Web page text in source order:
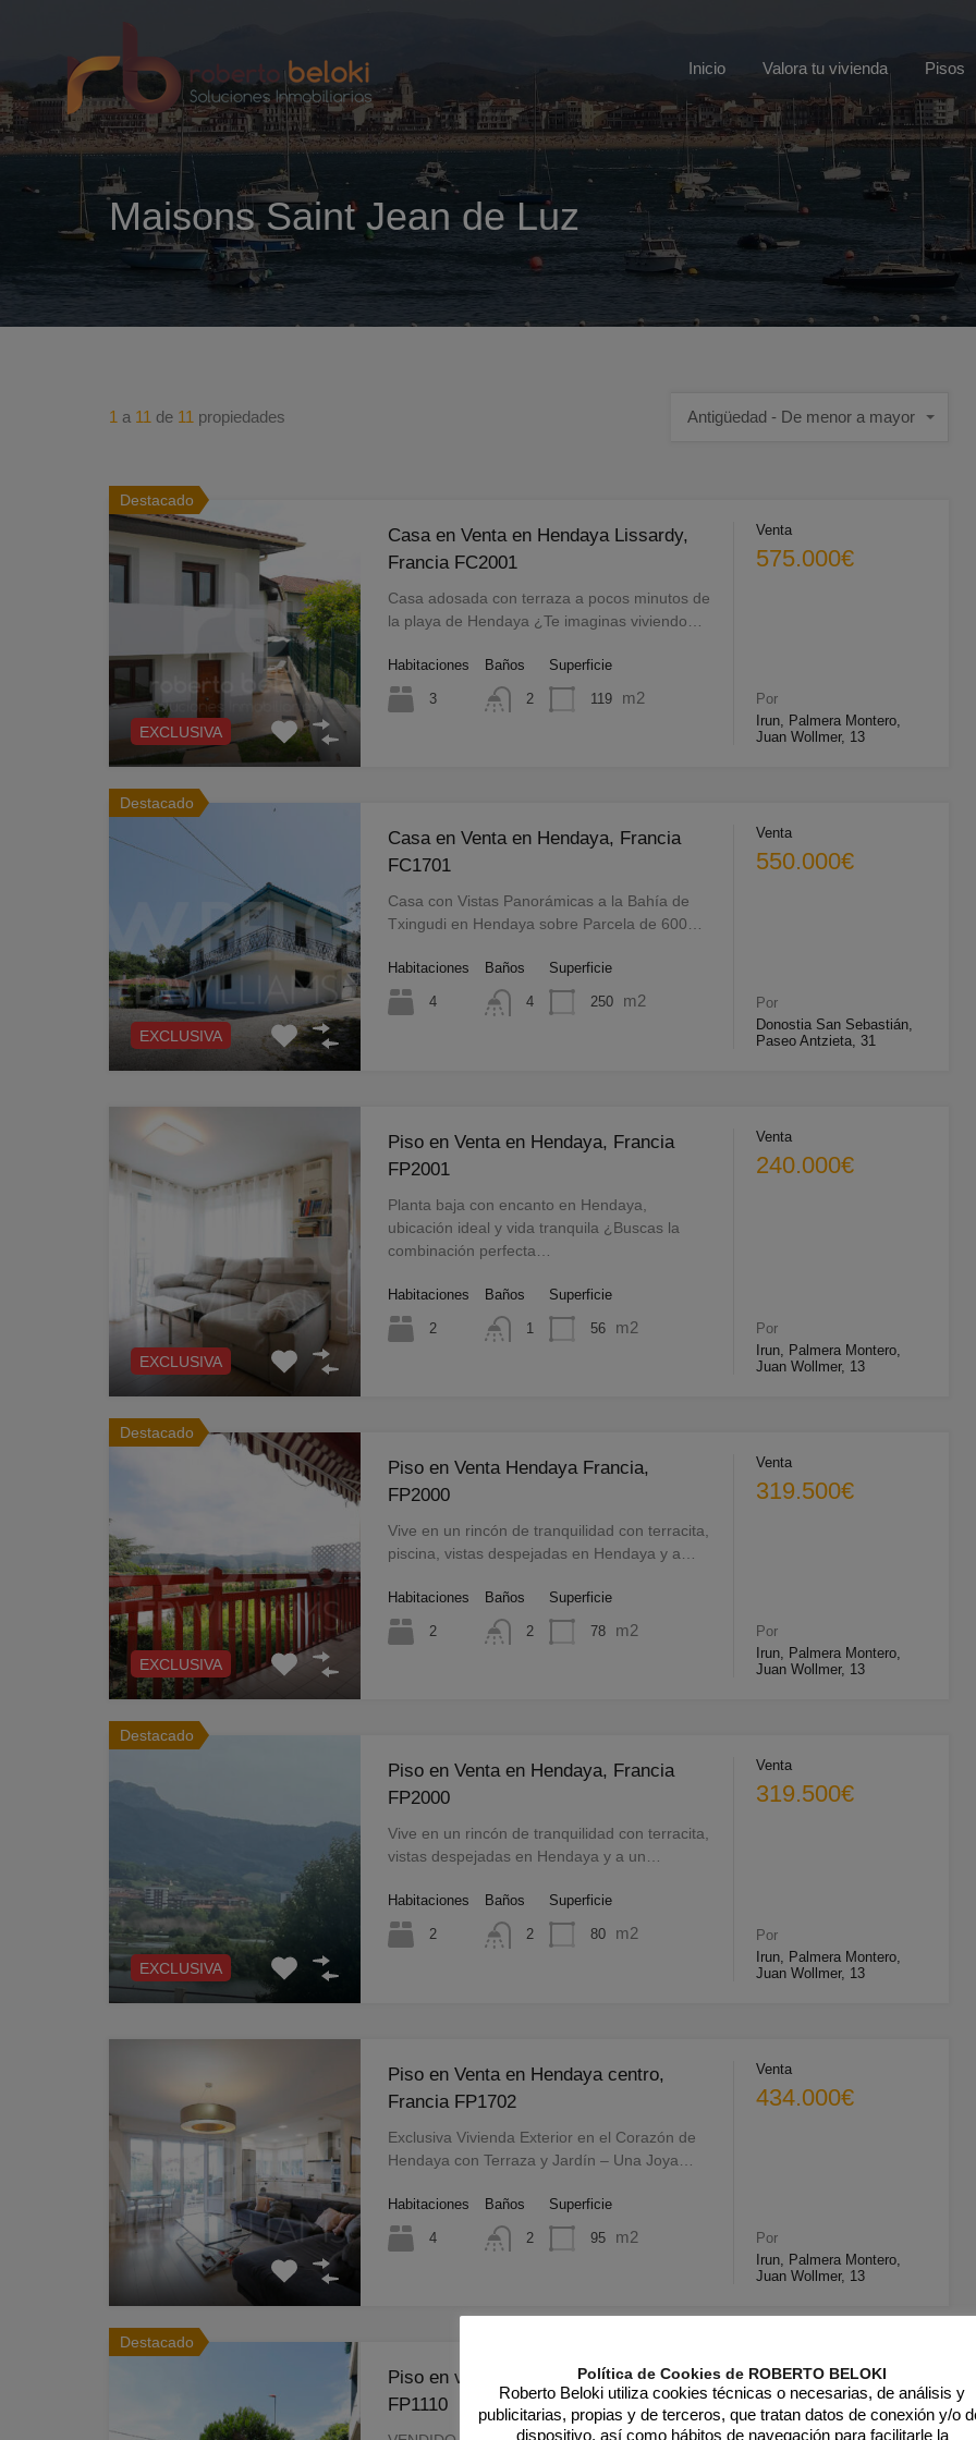
Inicio Valora tu vivienda Pisos
Maisons Saint Jean de Luz
1 a 11 de 11 propiedades Antigüedad - De menor a mayor
Destacado
EXCLUSIVA
Casa en Venta en Hendaya Lissardy,
Francia FC2001
Casa adosada con terraza a pocos minutos de
la playa de Hendaya ¿Te imaginas viviendo…
Habitaciones
3
Baños
2
Superficie
119 m2
Venta
575.000€
Por
Irun, Palmera Montero,
Juan Wollmer, 13
Destacado
EXCLUSIVA
Casa en Venta en Hendaya, Francia
FC1701
Casa con Vistas Panorámicas a la Bahía de
Txingudi en Hendaya sobre Parcela de 600…
Habitaciones
4
Baños
4
Superficie
250 m2
Venta
550.000€
Por
Donostia San Sebastián,
Paseo Antzieta, 31
EXCLUSIVA
Piso en Venta en Hendaya, Francia
FP2001
Planta baja con encanto en Hendaya,
ubicación ideal y vida tranquila ¿Buscas la
combinación perfecta…
Habitaciones
2
Baños
1
Superficie
56 m2
Venta
240.000€
Por
Irun, Palmera Montero,
Juan Wollmer, 13
Destacado
EXCLUSIVA
Piso en Venta Hendaya Francia,
FP2000
Vive en un rincón de tranquilidad con terracita,
piscina, vistas despejadas en Hendaya y a…
Habitaciones
2
Baños
2
Superficie
78 m2
Venta
319.500€
Por
Irun, Palmera Montero,
Juan Wollmer, 13
Destacado
EXCLUSIVA
Piso en Venta en Hendaya, Francia
FP2000
Vive en un rincón de tranquilidad con terracita,
vistas despejadas en Hendaya y a un…
Habitaciones
2
Baños
2
Superficie
80 m2
Venta
319.500€
Por
Irun, Palmera Montero,
Juan Wollmer, 13
Piso en Venta en Hendaya centro,
Francia FP1702
Exclusiva Vivienda Exterior en el Corazón de
Hendaya con Terraza y Jardín – Una Joya…
Habitaciones
4
Baños
2
Superficie
95 m2
Venta
434.000€
Por
Irun, Palmera Montero,
Juan Wollmer, 13
Destacado
Piso en venta en Hendaya, Francia
FP1110
Venta
VENDIDO
179.000€
Política de Cookies de ROBERTO BELOKI
Roberto Beloki utiliza cookies técnicas o necesarias, de análisis y
publicitarias, propias y de terceros, que tratan datos de conexión y/o
dispositivo, así como hábitos de navegación para facilitarle la